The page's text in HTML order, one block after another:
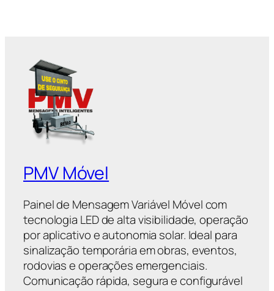
PMV Móvel
Painel de Mensagem Variável Móvel com
tecnologia LED de alta visibilidade, operação
por aplicativo e autonomia solar. Ideal para
sinalização temporária em obras, eventos,
rodovias e operações emergenciais.
Comunicação rápida, segura e configurável